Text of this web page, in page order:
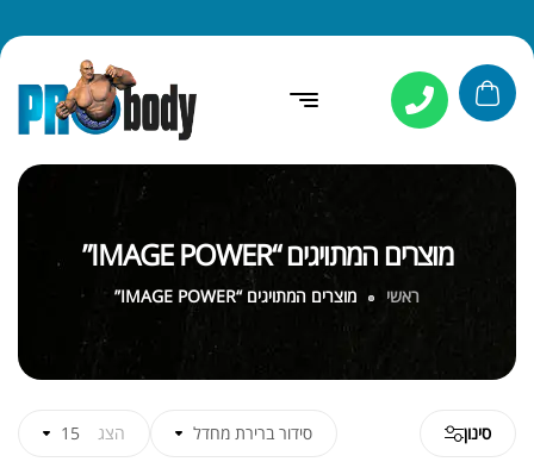
מוצרים המתויגים “IMAGE POWER”
ראשי מוצרים המתויגים “IMAGE POWER”
סינון סידור ברירת מחדל הצג 15